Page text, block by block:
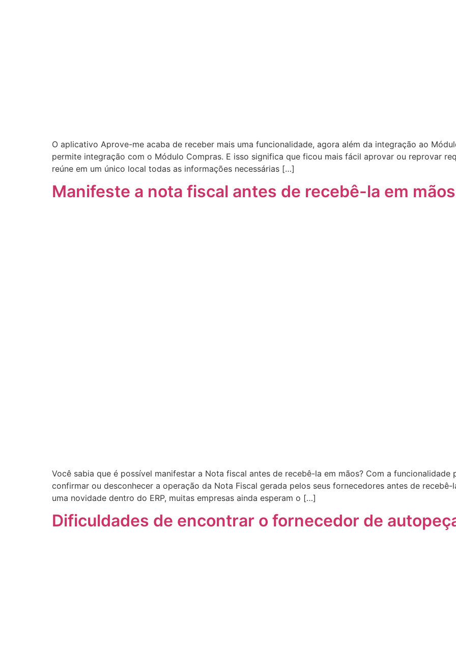
O aplicativo Aprove-me acaba de receber mais uma funcionalidade, agora além da integração ao
permite integração com o Módulo Compras. E isso significa que ficou mais fácil aprovar ou reprovar
reúne em um único local todas as informações necessárias […]
Manifeste a nota fiscal antes de recebê-la em mãos
Você sabia que é possível manifestar a Nota fiscal antes de recebê-la em mãos? Com a
confirmar ou desconhecer a operação da Nota Fiscal gerada pelos seus fornecedores antes de
uma novidade dentro do ERP, muitas empresas ainda esperam o […]
Dificuldades de encontrar o fornecedor de